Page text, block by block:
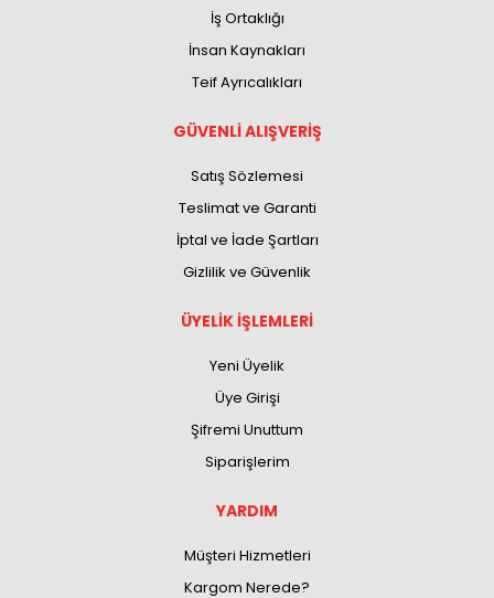
İş Ortaklığı
İnsan Kaynakları
Teif Ayrıcalıkları
GÜVENLİ ALIŞVERİŞ
Satış Sözlemesi
Teslimat ve Garanti
İptal ve İade Şartları
Gizlilik ve Güvenlik
ÜYELİK İŞLEMLERİ
Yeni Üyelik
Üye Girişi
Şifremi Unuttum
Siparişlerim
YARDIM
Müşteri Hizmetleri
Kargom Nerede?